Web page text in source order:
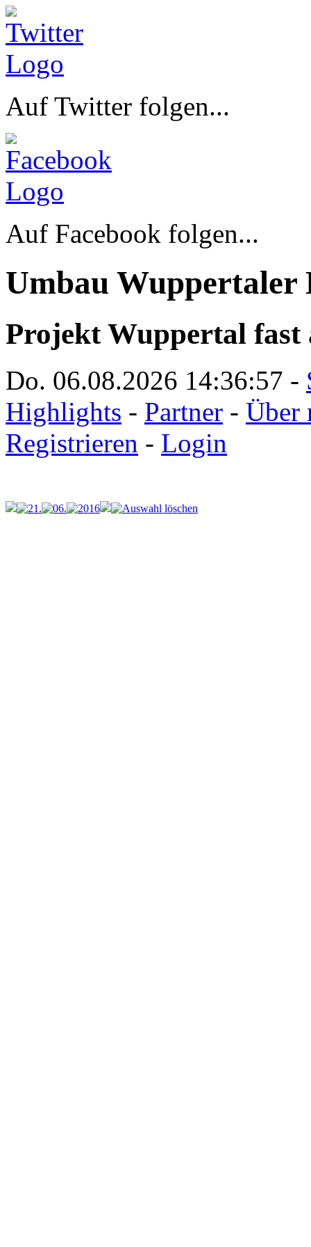
Auf Twitter folgen...
Auf Facebook folgen...
Umbau Wuppertaler
Projekt Wuppertal fast
Do. 06.08.2026 14:36:57 -
Highlights - Partner - Über
Registrieren - Login